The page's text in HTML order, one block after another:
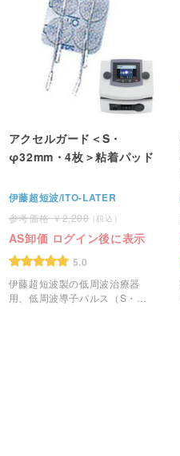
アクセルガード＜S・
φ32mm・4枚＞粘着パッド
伊藤超短波/ITO-LATER
2,200
AS卸価 ログイン後に表示
5.0
伊藤超短波製の低周波治療器
用、低周波導子パルス（S・